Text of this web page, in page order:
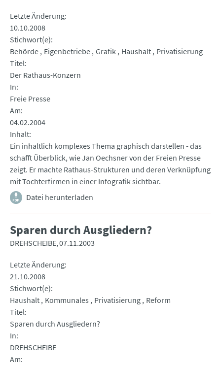
Letzte Änderung
10.10.2008
Stichwort(e)
Behörde Eigenbetriebe Grafik Haushalt Privatisierung
Titel
Der Rathaus-Konzern
In
Freie Presse
Am
04.02.2004
Inhalt
Ein inhaltlich komplexes Thema graphisch darstellen - das
schafft Überblick, wie Jan Oechsner von der Freien Presse
zeigt. Er machte Rathaus-Strukturen und deren Verknüpfung
mit Tochterfirmen in einer Infografik sichtbar.
Datei herunterladen
Sparen durch Ausgliedern?
DREHSCHEIBE 07.11.2003
Letzte Änderung
21.10.2008
Stichwort(e)
Haushalt Kommunales Privatisierung Reform
Titel
Sparen durch Ausgliedern?
In
DREHSCHEIBE
Am